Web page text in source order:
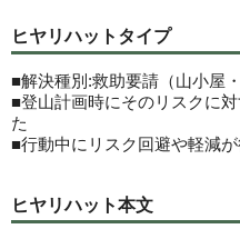
ヒヤリハットタイプ
■解決種別:救助要請（山小屋
■登山計画時にそのリスクに
た
■行動中にリスク回避や軽減
ヒヤリハット本文